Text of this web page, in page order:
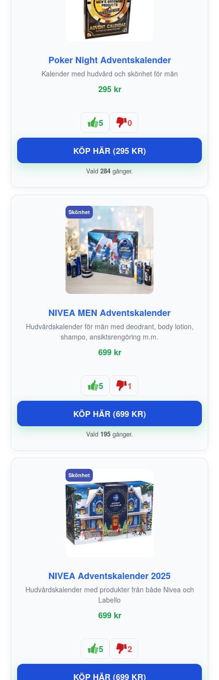
Poker Night Adventskalender
Kalender med hudvård och skönhet för män
295 kr
5 0
KÖP HÄR (295 KR)
Vald 284 gånger.
Skönhet
NIVEA MEN Adventskalender
Hudvårdskalender för män med deodrant, body lotion,
shampo, ansiktsrengöring m.m.
699 kr
5 1
KÖP HÄR (699 KR)
Vald 195 gånger.
Skönhet
NIVEA Adventskalender 2025
Hudvårdskalender med produkter från både Nivea och
Labello
699 kr
5 2
KÖP HÄR (699 KR)